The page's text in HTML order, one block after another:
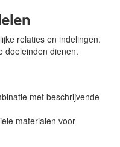
relaties en indelingen.
doeleinden dienen.
met beschrijvende
materialen voor